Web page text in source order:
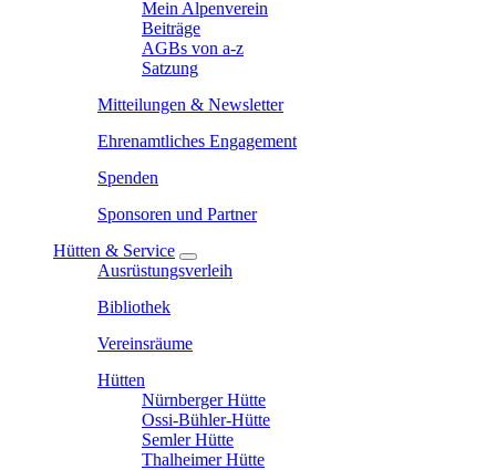
Mein Alpenverein
Beiträge
AGBs von a-z
Satzung
Mitteilungen & Newsletter
Ehrenamtliches Engagement
Spenden
Sponsoren und Partner
Hütten & Service
Ausrüstungsverleih
Bibliothek
Vereinsräume
Hütten
Nürnberger Hütte
Ossi-Bühler-Hütte
Semler Hütte
Thalheimer Hütte